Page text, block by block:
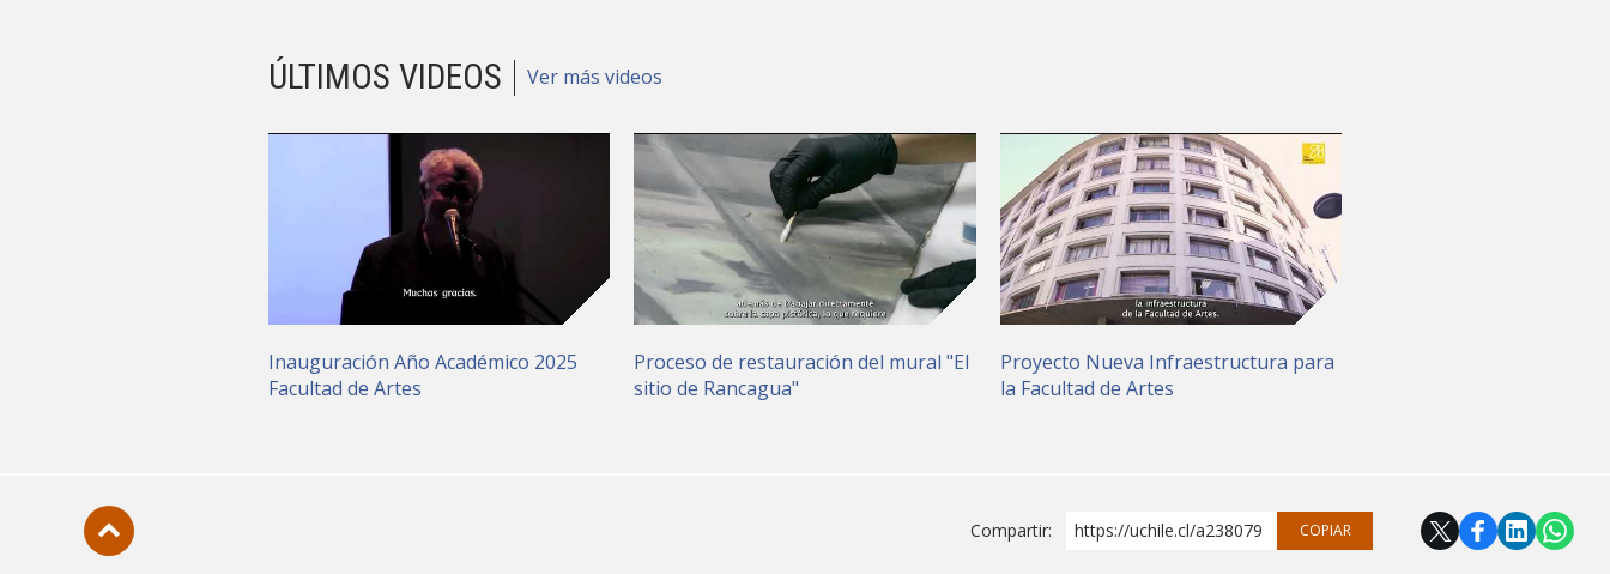
ÚLTIMOS VIDEOS Ver más videos
Inauguración Año Académico 2025
Facultad de Artes
Proceso de restauración del mural "El
sitio de Rancagua"
Proyecto Nueva Infraestructura para
la Facultad de Artes
Compartir: https://uchile.cl/a238079 COPIAR